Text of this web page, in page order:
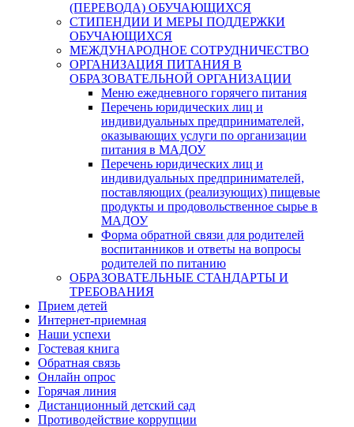
(ПЕРЕВОДА) ОБУЧАЮЩИХСЯ
СТИПЕНДИИ И МЕРЫ ПОДДЕРЖКИ
ОБУЧАЮЩИХСЯ
МЕЖДУНАРОДНОЕ СОТРУДНИЧЕСТВО
ОРГАНИЗАЦИЯ ПИТАНИЯ В
ОБРАЗОВАТЕЛЬНОЙ ОРГАНИЗАЦИИ
Меню ежедневного горячего питания
Перечень юридических лиц и
индивидуальных предпринимателей,
оказывающих услуги по организации
питания в МАДОУ
Перечень юридических лиц и
индивидуальных предпринимателей,
поставляющих (реализующих) пищевые
продукты и продовольственное сырье в
МАДОУ
Форма обратной связи для родителей
воспитанников и ответы на вопросы
родителей по питанию
ОБРАЗОВАТЕЛЬНЫЕ СТАНДАРТЫ И
ТРЕБОВАНИЯ
Прием детей
Интернет-приемная
Наши успехи
Гостевая книга
Обратная связь
Онлайн опрос
Горячая линия
Дистанционный детский сад
Противодействие коррупции